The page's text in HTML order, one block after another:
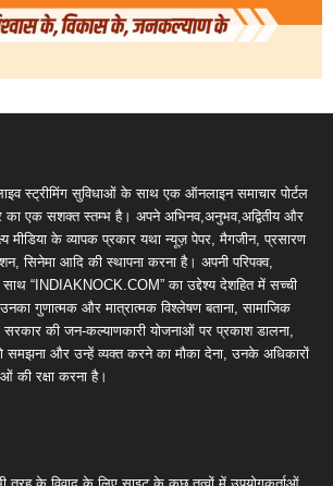
स्ट्रीमिंग सुविधाओं के साथ एक ऑनलाइन समाचार पोर्टल
का एक सशक्त स्तम्भ है। अपने अभिनव,अनुभव,अद्वितीय और
मीडिया के व्यापक प्रकार यथा न्यूज़ पेपर, मैगजीन, प्रसारण
सिनेमा आदि की स्थापना करना है। अपनी परिपक्व,
साथ “INDIAKNOCK.COM” का उद्देश्य देशहित में सच्ची
गुणात्मक और मात्रात्मक विश्लेषण बताना, सामाजिक
की जन-कल्याणकारी योजनाओं पर प्रकाश डालना,
समझना और उन्हें व्यक्त करने का मौका देना, उनके अधिकारों
की रक्षा करना है।